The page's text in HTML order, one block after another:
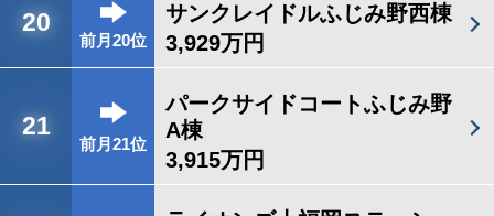
20
前月20位
サンクレイドルふじみ野西棟
3,929万円
21
前月21位
パークサイドコートふじみ野
A棟
3,915万円